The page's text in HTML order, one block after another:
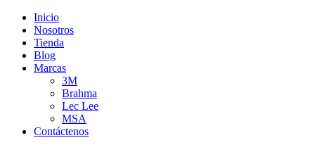
Inicio
Nosotros
Tienda
Blog
Marcas
3M
Brahma
Lec Lee
MSA
Contáctenos